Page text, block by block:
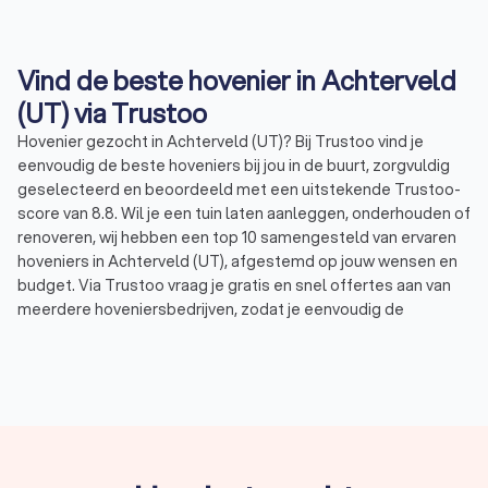
Vind de beste hovenier in Achterveld
(UT) via Trustoo
Hovenier gezocht in Achterveld (UT)? Bij Trustoo vind je
eenvoudig de beste hoveniers bij jou in de buurt, zorgvuldig
geselecteerd en beoordeeld met een uitstekende Trustoo-
score van 8.8. Wil je een tuin laten aanleggen, onderhouden of
renoveren, wij hebben een top 10 samengesteld van ervaren
hoveniers in Achterveld (UT), afgestemd op jouw wensen en
budget. Via Trustoo vraag je gratis en snel offertes aan van
meerdere hoveniersbedrijven, zodat je eenvoudig de